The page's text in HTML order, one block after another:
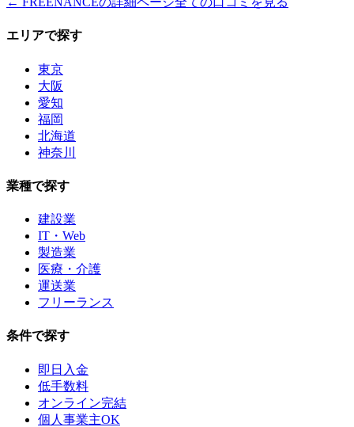
エリアで探す
東京
大阪
愛知
福岡
北海道
神奈川
業種で探す
建設業
IT・Web
製造業
医療・介護
運送業
フリーランス
条件で探す
即日入金
低手数料
オンライン完結
個人事業主OK